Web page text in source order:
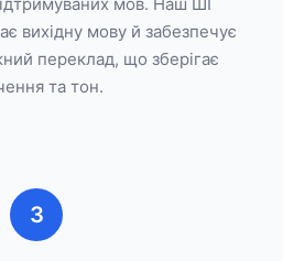
вихідну мову й забезпечує
переклад, що зберігає
та тон.
3